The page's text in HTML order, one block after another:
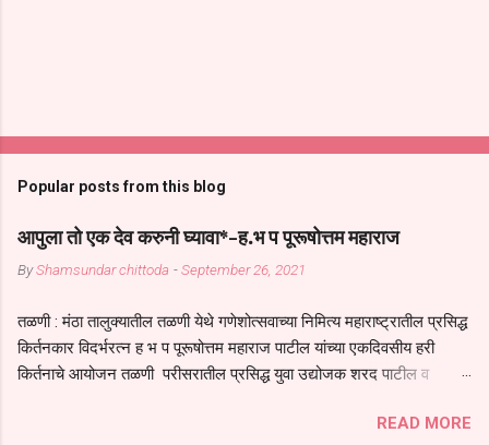
Popular posts from this blog
आपुला तो एक देव करुनी घ्यावा*-ह.भ प पूरूषोत्तम महाराज
ByShamsundar chittoda -September 26, 2021
तळणी : मंठा तालुक्यातील तळणी येथे गणेशोत्सवाच्या निमित्य महाराष्ट्रातील प्रसिद्ध
किर्तनकार विदर्भरत्न ह भ प पूरूषोत्तम महाराज पाटील यांच्या एकदिवसीय हरी
किर्तनाचे आयोजन तळणी परीसरातील प्रसिद्ध युवा उद्योजक शरद पाटील व
तुकाराम महाराज यांच्या *आपुला तो एक देव करुनी घ्यावा* *तेणे विन जिवा सुख
READ MORE